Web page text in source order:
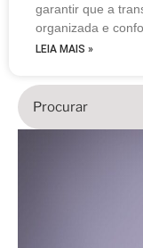
garantir que a
organizada e
LEIA MAIS »